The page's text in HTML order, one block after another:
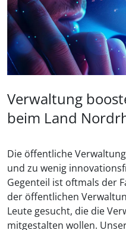
Verwaltung
beim Land
Die öffentliche
und zu wenig
Gegenteil ist oftmals der
der öffentlichen
Leute gesucht, die die
mitgestalten wollen.